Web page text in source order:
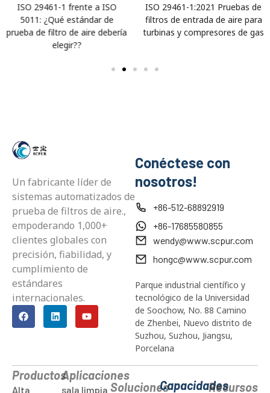
ISO 29461-1 frente a ISO
5011: ¿Qué estándar de
prueba de filtro de aire debería
elegir??
ISO 29461-1:2021 Pruebas de
filtros de entrada de aire para
turbinas y compresores de gas
Un fabricante líder de
sistemas automatizados de
prueba de filtros de aire.,
empoderando 1,000+
clientes globales con
precisión, fiabilidad, y
cumplimiento de
estándares
internacionales.
Conéctese con
nosotros!
+86-512-68892919
+86-17685580855
wendy@www.scpur.com
hongc@www.scpur.com
Parque industrial científico y
tecnológico de la Universidad
de Soochow, No. 88 Camino
de Zhenbei, Nuevo distrito de
Suzhou, Suzhou, Jiangsu,
Porcelana
Productos
Alta
Aplicaciones
sala limpia SolucionesCapacidadesRecursos